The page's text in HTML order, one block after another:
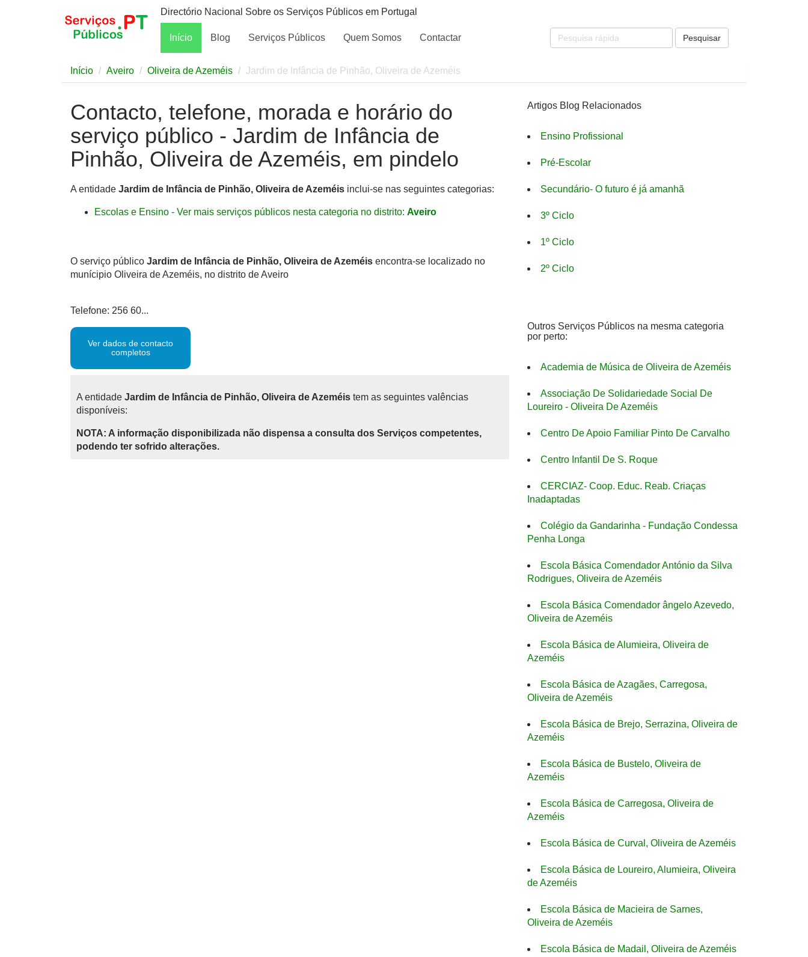
Directório Nacional Sobre os Serviços Públicos em Portugal
Início Blog Serviços Públicos Quem Somos Contactar Pesquisar
Início Aveiro Oliveira de Azeméis Jardim de Infância de Pinhão, Oliveira de Azeméis
Contacto, telefone, morada e horário do
serviço público - Jardim de Infância de
Pinhão, Oliveira de Azeméis, em pindelo
A entidade Jardim de Infância de Pinhão, Oliveira de Azeméis inclui-se nas seguintes categorias:
Escolas e Ensino - Ver mais serviços públicos nesta categoria no distrito: Aveiro
O serviço público Jardim de Infância de Pinhão, Oliveira de Azeméis encontra-se localizado no
munícipio Oliveira de Azeméis, no distrito de Aveiro
Telefone: 256 60...
Ver dados de contacto
completos
A entidade Jardim de Infância de Pinhão, Oliveira de Azeméis tem as seguintes valências
disponíveis:
NOTA: A informação disponibilizada não dispensa a consulta dos Serviços competentes,
podendo ter sofrido alterações.
Artigos Blog Relacionados
Ensino Profissional
Pré-Escolar
Secundário- O futuro é já amanhã
3º Ciclo
1º Ciclo
2º Ciclo
Outros Serviços Públicos na mesma categoria
por perto:
Academia de Música de Oliveira de Azeméis
Associação De Solidariedade Social De
Loureiro - Oliveira De Azeméis
Centro De Apoio Familiar Pinto De Carvalho
Centro Infantil De S. Roque
CERCIAZ- Coop. Educ. Reab. Criaças
Inadaptadas
Colégio da Gandarinha - Fundação Condessa
Penha Longa
Escola Básica Comendador António da Silva
Rodrigues, Oliveira de Azeméis
Escola Básica Comendador ângelo Azevedo,
Oliveira de Azeméis
Escola Básica de Alumieira, Oliveira de
Azeméis
Escola Básica de Azagães, Carregosa,
Oliveira de Azeméis
Escola Básica de Brejo, Serrazina, Oliveira de
Azeméis
Escola Básica de Bustelo, Oliveira de
Azeméis
Escola Básica de Carregosa, Oliveira de
Azeméis
Escola Básica de Curval, Oliveira de Azeméis
Escola Básica de Loureiro, Alumieira, Oliveira
de Azeméis
Escola Básica de Macieira de Sarnes,
Oliveira de Azeméis
Escola Básica de Madail, Oliveira de Azeméis